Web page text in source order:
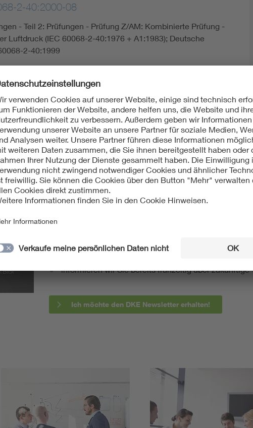
2-40:2000-08
- Teil 2: Prüfungen - Prüfung Z/AM: Kombinierte Prüfung -
Luftdruck (IEC 60068-2-40:1976 + A1:1983); Deutsche
2-40:1999
International
IEC 60068-2-40:1976-01
fassen wir die wichtigsten Entwicklungen in der
berichten wir über aktuelle Arbeitsergebnisse,
informieren wir Sie bereits frühzeitig über zukünftige
Ich möchte den DKE Newsletter erhalten!